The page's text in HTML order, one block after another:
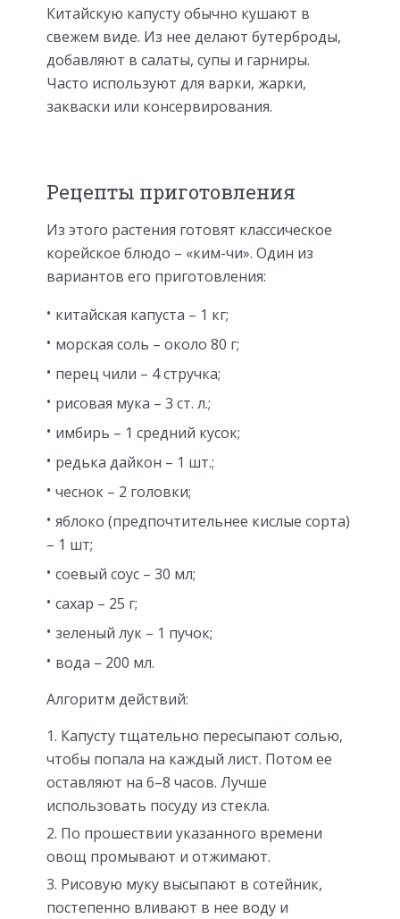
Китайскую капусту обычно кушают в
свежем виде. Из нее делают бутерброды,
добавляют в салаты, супы и гарниры.
Часто используют для варки, жарки,
закваски или консервирования.
Рецепты приготовления
Из этого растения готовят классическое
корейское блюдо – «ким-чи». Один из
вариантов его приготовления:
китайская капуста – 1 кг;
морская соль – около 80 г;
перец чили – 4 стручка;
рисовая мука – 3 ст. л.;
имбирь – 1 средний кусок;
редька дайкон – 1 шт.;
чеснок – 2 головки;
яблоко (предпочтительнее кислые сорта)
– 1 шт;
соевый соус – 30 мл;
сахар – 25 г;
зеленый лук – 1 пучок;
вода – 200 мл.
Алгоритм действий:
Капусту тщательно пересыпают солью,
чтобы попала на каждый лист. Потом ее
оставляют на 6–8 часов. Лучше
использовать посуду из стекла.
По прошествии указанного времени
овощ промывают и отжимают.
Рисовую муку высыпают в сотейник,
постепенно вливают в нее воду и